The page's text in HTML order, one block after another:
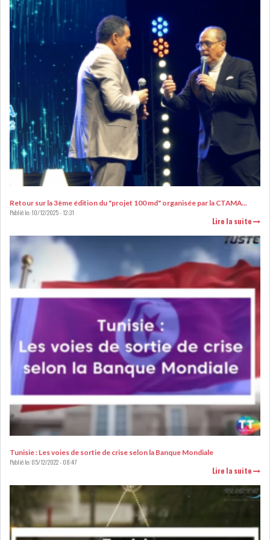
LOGISTIQUE ET
TRANSPORT
TOURSIME
DISTRIBUTION
COMPOSANTS
AUTOMOBILES
CHIMIE
DISTRIBUTION
AUTOMOBILE
AGRO-ALIMENTAIRE
L’ATB RENFORCE SON
ENGAGEMENT AUPRÈS DES...
OFFICE PLAST : UNE LEVÉE DE
FONDS AU SER...
ANIMERA UNE C...
ENNAKL LÈVE 60 MD SUR LE
MARCHÉ OBLIGATA...
Retour sur la 3ème édition du "projet 100 md" organisée par la CTAMA...
Publié le:10/12/2025 - 12:31
Lire la suite
Tunisie : Les voies de sortie de crise selon la Banque Mondiale
Publié le:05/12/2022 - 08:47
Lire la suite